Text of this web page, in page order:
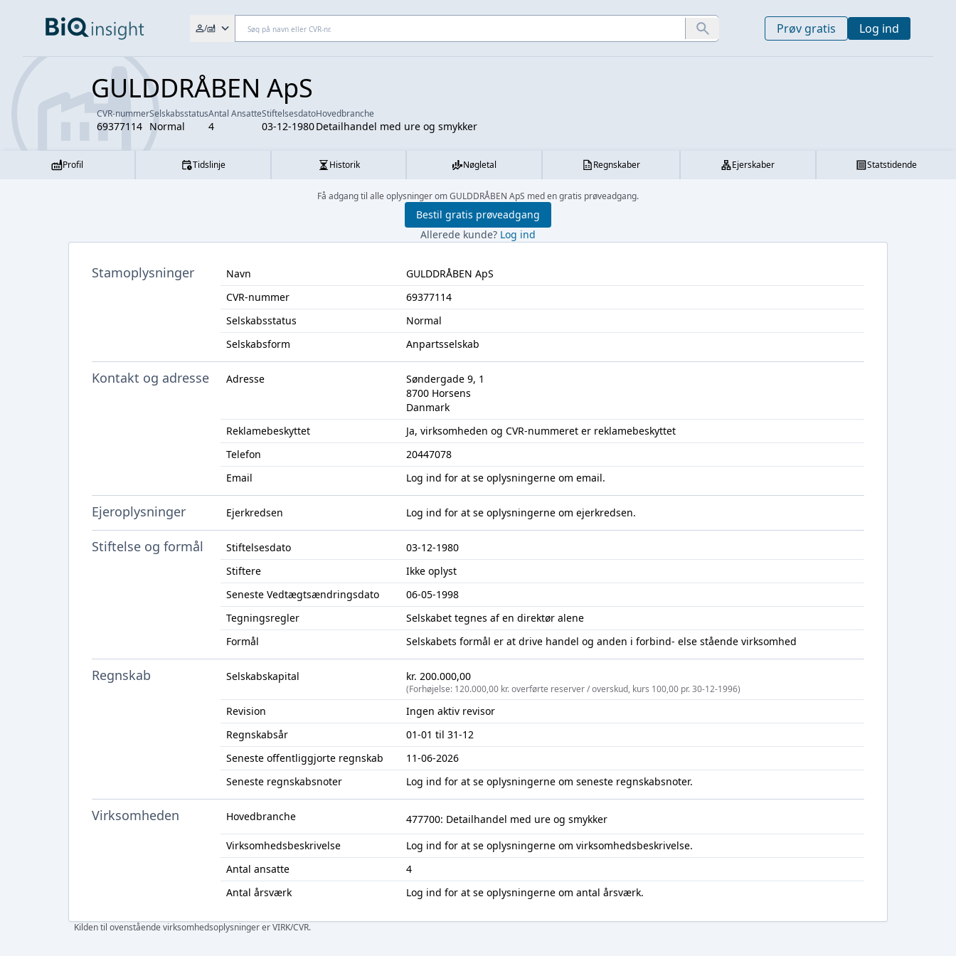
/ Prøv gratis Log ind
GULDDRÅBEN ApS
CVR-nummer
69377114
Selskabsstatus
Normal
Antal Ansatte
4
Stiftelsesdato
03-12-1980
Hovedbranche
Detailhandel med ure og smykker
Profil Tidslinje Historik Nøgletal Regnskaber Ejerskaber Statstidende
Få adgang til alle oplysninger om GULDDRÅBEN ApS med en gratis prøveadgang.
Bestil gratis prøveadgang
Allerede kunde? Log ind
Stamoplysninger Navn
GULDDRÅBEN ApS
CVR-nummer
69377114
Selskabsstatus
Normal
Selskabsform
Anpartsselskab
Kontakt og adresse Adresse
Søndergade 9, 1
8700 Horsens
Danmark
Reklamebeskyttet
Ja, virksomheden og CVR-nummeret er reklamebeskyttet
Telefon
20447078
Email
Log ind for at se oplysningerne om email.
Ejeroplysninger Ejerkredsen Log ind for at se oplysningerne om ejerkredsen.
Stiftelse og formål Stiftelsesdato
03-12-1980
Stiftere
Ikke oplyst
Seneste Vedtægtsændringsdato
06-05-1998
Tegningsregler
Selskabet tegnes af en direktør alene
Formål
Selskabets formål er at drive handel og anden i forbind- else stående virksomhed
Regnskab Selskabskapital kr. 200.000,00
(Forhøjelse: 120.000,00 kr. overførte reserver / overskud, kurs 100,00 pr. 30-12-1996)
Revision
Ingen aktiv revisor
Regnskabsår
01-01 til 31-12
Seneste offentliggjorte regnskab
11-06-2026
Seneste regnskabsnoter
Log ind for at se oplysningerne om seneste regnskabsnoter.
Virksomheden Hovedbranche
477700: Detailhandel med ure og smykker
Virksomhedsbeskrivelse
Log ind for at se oplysningerne om virksomhedsbeskrivelse.
Antal ansatte
4
Antal årsværk
Log ind for at se oplysningerne om antal årsværk.
Kilden til ovenstående virksomhedsoplysninger er VIRK/CVR.